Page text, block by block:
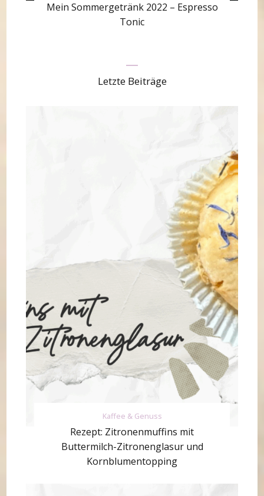
Mein Sommergetränk 2022 – Espresso
Tonic
Letzte Beiträge
Kaffee & Genuss
Rezept: Zitronenmuffins mit
Buttermilch-Zitronenglasur und
Kornblumentopping